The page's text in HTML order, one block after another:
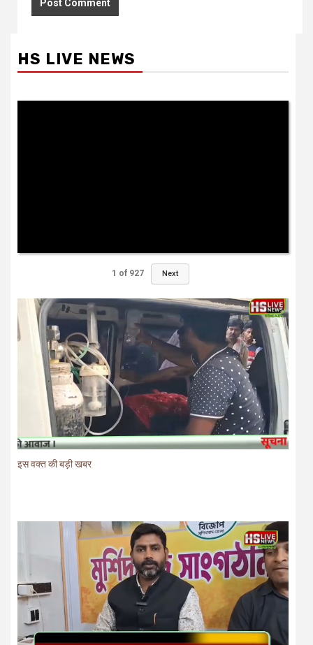
HS LIVE NEWS
1 of 927 Next
इस वक्त की बड़ी खबर